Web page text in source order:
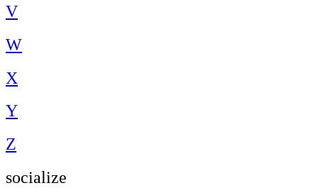
V
W
X
Y
Z
socialize